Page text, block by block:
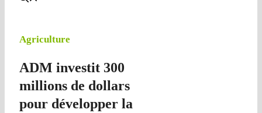
Agriculture
ADM investit 300
millions de dollars
pour développer la